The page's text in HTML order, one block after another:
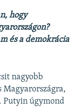
hogy
és a demokrácia
nagyobb
Magyarországra,
Putyin úgymond